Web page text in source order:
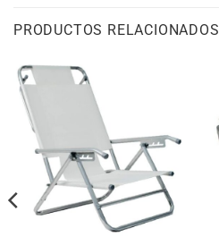
PRODUCTOS RELACIONADOS